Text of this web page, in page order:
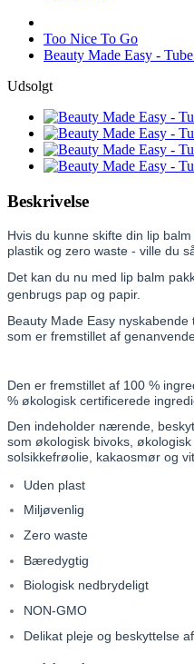
Too Nice To Go
Beauty Made Easy -
Udsolgt
Beskrivelse
Hvis du kunne skifte din lip
plastik og zero waste - ville du
Det kan du nu med lip balm
genbrugs pap og papir.
Beauty Made Easy
som er fremstillet af
Den er fremstillet af 100 %
% økologisk certificerede
Den indeholder nærende,
som økologisk bivoks, økologisk
solsikkefrøolie, kakaosmør og
Uden plast
Miljøvenlig
Zero waste
Bæredygtig
Biologisk nedbrydeligt
NON-GMO
Delikat pleje og beskyttelse